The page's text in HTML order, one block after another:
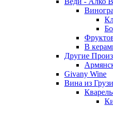
В
Другие
Givany Wine
Вина из